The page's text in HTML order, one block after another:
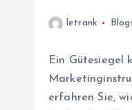
letrank
Ein Gütesiegel
erfahren Sie,